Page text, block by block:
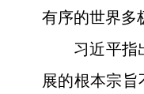
有序的世界多
习近平指
展的根本宗